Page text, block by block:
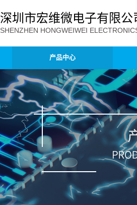
深圳市宏维微电子有限公
SHENZHEN HONGWEIWEI
产品中心